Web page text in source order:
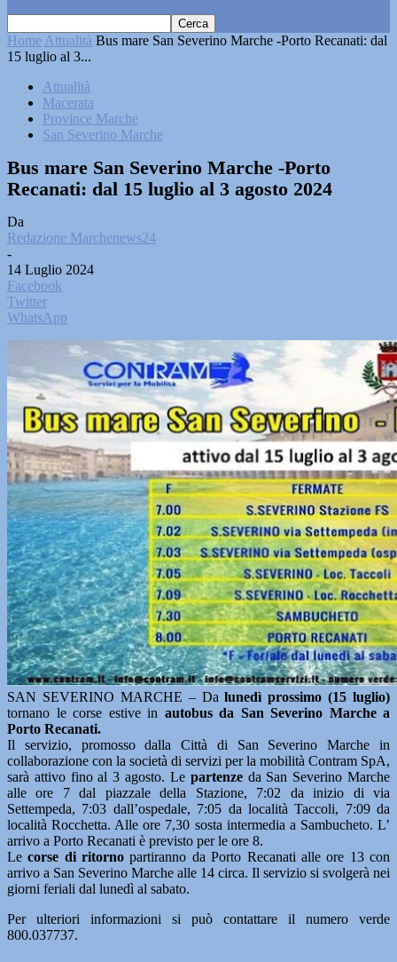
Home Attualità Bus mare San Severino Marche -Porto Recanati: dal
15 luglio al 3...
Attualità
Macerata
Province Marche
San Severino Marche
Bus mare San Severino Marche -Porto
Recanati: dal 15 luglio al 3 agosto 2024
Da
Redazione Marchenews24
-
14 Luglio 2024
Facebook
Twitter
WhatsApp
SAN SEVERINO MARCHE – Dalunedì prossimo (15 luglio)
tornano le corse estive in autobus da San Severino Marche a
Porto Recanati.
Il servizio, promosso dalla Città di San Severino Marche in
collaborazione con la società di servizi per la mobilità Contram SpA,
sarà attivo fino al 3 agosto. Lepartenzeda San Severino Marche
alle ore 7 dal piazzale della Stazione, 7:02 da inizio di via
Settempeda, 7:03 dall’ospedale, 7:05 da località Taccoli, 7:09 da
località Rocchetta. Alle ore 7,30 sosta intermedia a Sambucheto. L’
arrivo a Porto Recanati è previsto per le ore 8.
Lecorse di ritorno partiranno da Porto Recanati alle ore 13 con
arrivo a San Severino Marche alle 14 circa. Il servizio si svolgerà nei
giorni feriali dal lunedì al sabato.
Per ulteriori informazioni si può contattare il numero verde
800.037737.